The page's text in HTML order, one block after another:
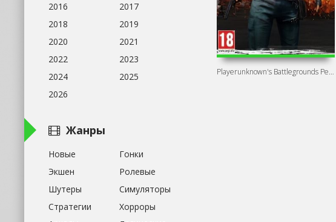
Playerunknown's Battlegrounds Репак от Хаттаба
2016
2017
2018
2019
2020
2021
2022
2023
2024
2025
2026
Жанры
Новые
Гонки
Экшен
Ролевые
Шутеры
Симуляторы
Стратегии
Хорроры